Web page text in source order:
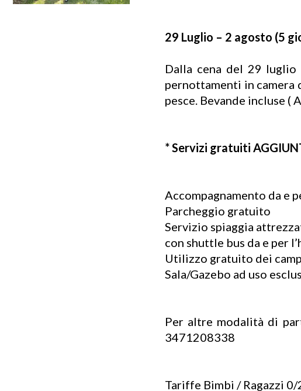
29 Luglio – 2 agosto (5
Dalla cena del 29
pernottamenti in camera
pesce. Bevande incluse (
* Servizi gratuiti
Accompagnamento da e
Parcheggio gratuito
Servizio spiaggia
con shuttle bus da e per
Utilizzo gratuito dei
Sala/Gazebo ad uso
Per altre modalità di
3471208338
Tariffe Bimbi / Ragazzi